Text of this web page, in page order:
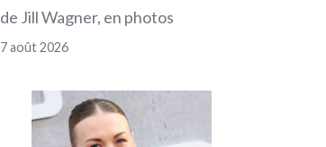
de Jill Wagner, en photos
7 août 2026